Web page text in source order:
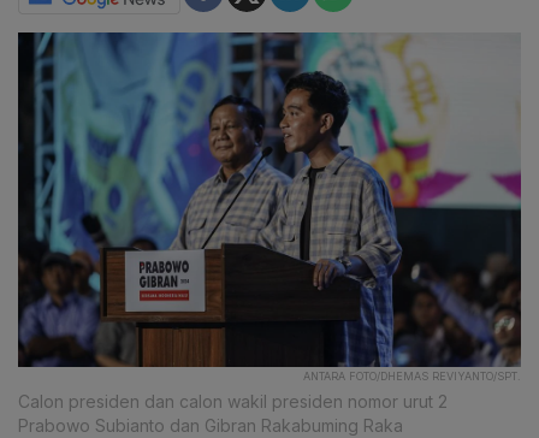
ANTARA FOTO/DHEMAS REVIYANTO/SPT.
Calon presiden dan calon wakil presiden nomor urut 2
Prabowo Subianto dan Gibran Rakabuming Raka